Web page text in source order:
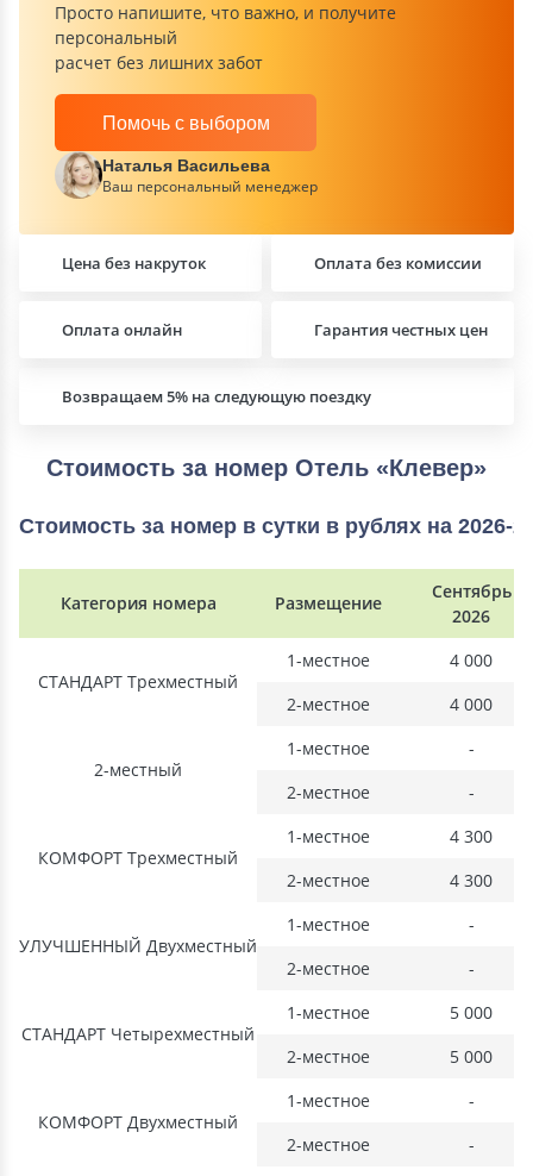
Просто напишите, что важно, и получите
персональный
расчет без лишних забот
Помочь с выбором
Наталья Васильева
Ваш персональный менеджер
Цена без накруток Оплата без комиссии
Возвращаем 5% на следующую поездку
Оплата онлайн Гарантия честных цен
Стоимость за номер Отель «Клевер»
Стоимость за номер в сутки в рублях на 2026-
Категория номера Размещение
Сентябрь
2026
СТАНДАРТ Трехместный
1-местное
4 000
2-местное
4 000
2-местный
1-местное
-
2-местное
-
КОМФОРТ Трехместный
1-местное
4 300
2-местное
4 300
УЛУЧШЕННЫЙ Двухместный
1-местное
-
2-местное
-
СТАНДАРТ Четырехместный
1-местное
5 000
2-местное
5 000
КОМФОРТ Двухместный
1-местное
-
2-местное
-